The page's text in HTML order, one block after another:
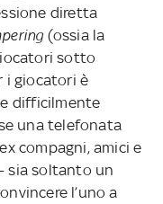
diretta
(ossia la
sotto
i giocatori è
difficilmente
una telefonata
compagni, amici e
sia soltanto un
l’uno a